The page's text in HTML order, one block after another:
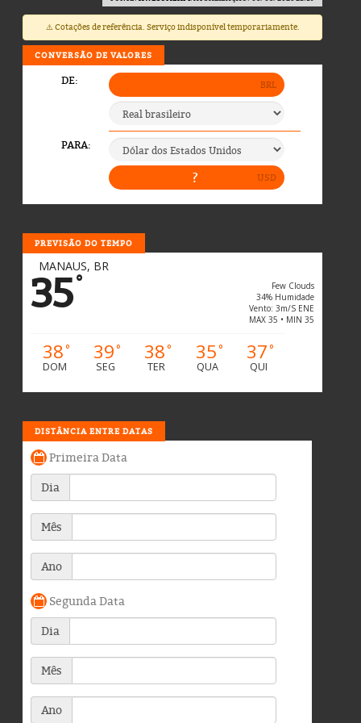
⚠️ Cotações de referência. Serviço indisponível temporariamente.
CONVERSÃO DE VALORES
PREVISÃO DO TEMPO
MANAUS, BR
35°
Few Clouds
34% Humidade
Vento: 3m/s ENE
MAX 35 • MIN 35
38°
DOM
39°
SEG
38°
TER
35°
QUA
37°
QUI
DISTÂNCIA ENTRE DATAS